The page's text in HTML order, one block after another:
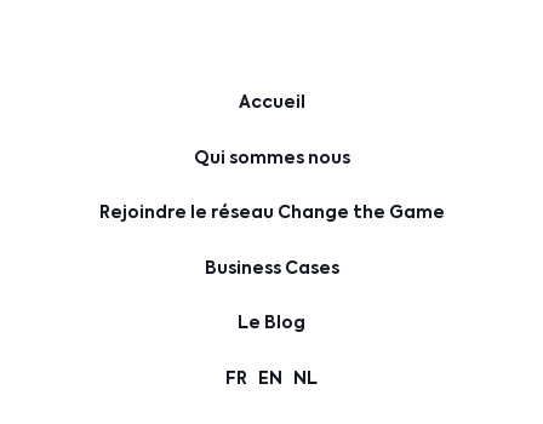
Accueil
Qui sommes nous
Rejoindre le réseau Change the Game
Business Cases
Le Blog
FR EN NL